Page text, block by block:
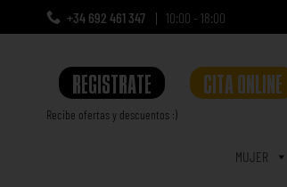
+34 692 461 347 10:00 - 18:00
REGISTRATE
Recibe ofertas y descuentos :)
CITA ONLINE
MUJER